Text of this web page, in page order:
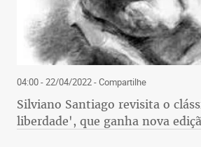
04:00 - 22/04/2022- Compartilhe
Silviano Santiago revisita o
liberdade', que ganha nova